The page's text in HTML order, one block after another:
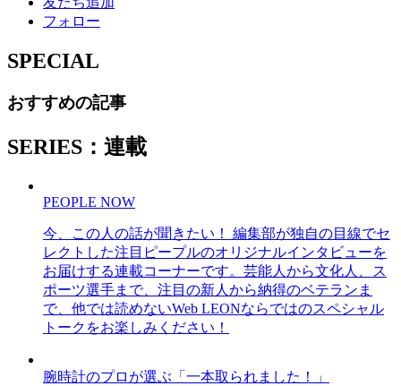
フォロー
SPECIAL
おすすめの記事
SERIES：連載
PEOPLE NOW
今、この人の話が聞きたい！ 編集部が独自の目線でセ
レクトした注目ピープルのオリジナルインタビューを
お届けする連載コーナーです。芸能人から文化人、ス
ポーツ選手まで、注目の新人から納得のベテランま
で、他では読めないWeb LEONならではのスペシャル
トークをお楽しみください！
腕時計のプロが選ぶ「一本取られました！」